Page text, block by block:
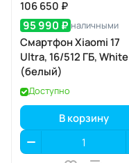
106 650 ₽
95 990 ₽ наличными
Смартфон Xiaomi 17
Ultra, 16/512 ГБ, White
(белый)
Доступно
В корзину